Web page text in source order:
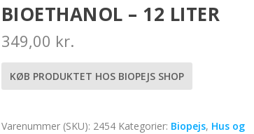
BIOETHANOL – 12 LITER
349,00 kr.
KØB PRODUKTET HOS BIOPEJS SHOP
Varenummer (SKU): 2454 Kategorier: Biopejs, Hus og